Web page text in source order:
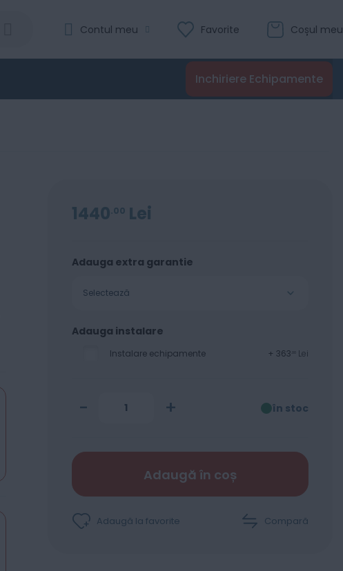
Coșul meu
Favorite
Contul meu
Inchiriere Echipamente
1440 00 Lei
Adauga extra garantie
Selectează
Adauga instalare
Instalare echipamente + 363 Lei
- + în stoc
Adaugă în coș
Adaugă la favorite Compară
Evaluare:
100
% of 100
1 Recenzie
Adaugă în coș